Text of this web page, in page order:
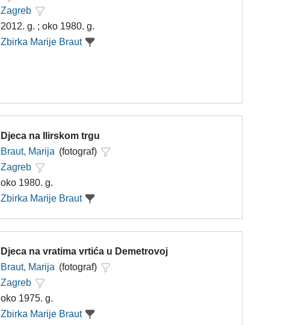
Zagreb
2012. g. ; oko 1980. g.
Zbirka Marije Braut
Djeca na Ilirskom trgu
Braut, Marija (fotograf)
Zagreb
oko 1980. g.
Zbirka Marije Braut
Djeca na vratima vrtića u Demetrovoj
Braut, Marija (fotograf)
Zagreb
oko 1975. g.
Zbirka Marije Braut